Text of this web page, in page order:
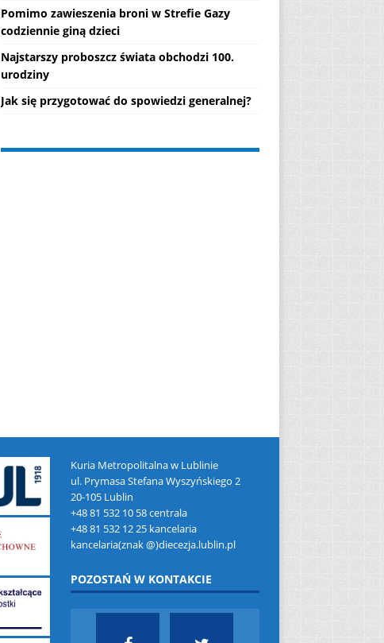
Pomimo zawieszenia broni w Strefie Gazy
codziennie giną dzieci
Najstarszy proboszcz świata obchodzi 100.
urodziny
Jak się przygotować do spowiedzi generalnej?
Kuria Metropolitalna w Lublinie
ul. Prymasa Stefana Wyszyńskiego 2
20-105 Lublin
+48 81 532 10 58 centrala
+48 81 532 12 25 kancelaria
kancelaria(znak @)diecezja.lublin.pl
POZOSTAŃ W KONTAKCIE